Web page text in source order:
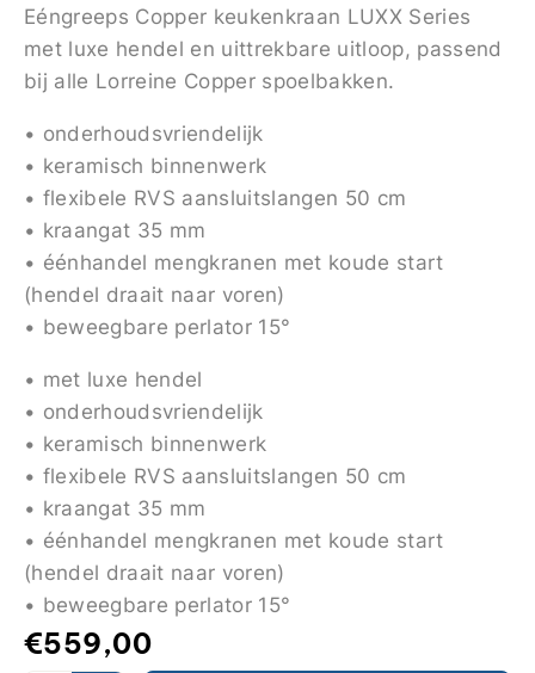
Eéngreeps Copper keukenkraan LUXX Series
met luxe hendel en uittrekbare uitloop, passend
bij alle Lorreine Copper spoelbakken.
• onderhoudsvriendelijk
• keramisch binnenwerk
• flexibele RVS aansluitslangen 50 cm
• kraangat 35 mm
• éénhandel mengkranen met koude start
(hendel draait naar voren)
• beweegbare perlator 15°
• met luxe hendel
• onderhoudsvriendelijk
• keramisch binnenwerk
• flexibele RVS aansluitslangen 50 cm
• kraangat 35 mm
• éénhandel mengkranen met koude start
(hendel draait naar voren)
• beweegbare perlator 15°
€559,00